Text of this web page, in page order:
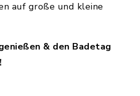
auf große und kleine
& den Badetag